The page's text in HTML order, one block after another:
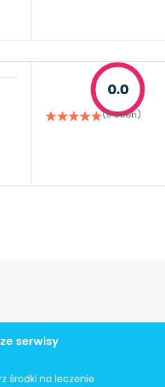
0.0
(0 ocen)
serwisy
środki na leczenie